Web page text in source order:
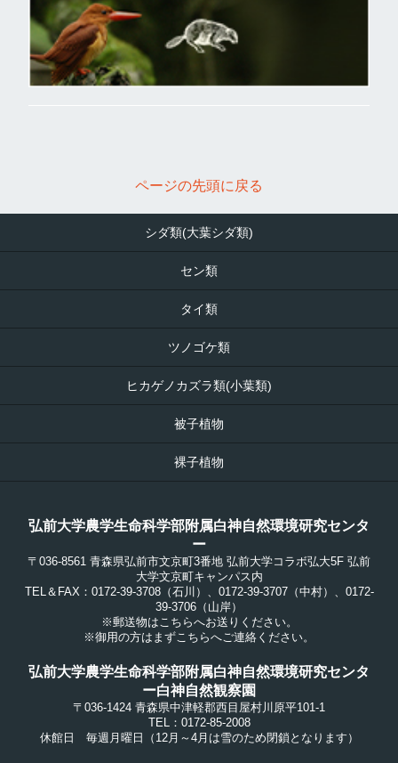
ページの先頭に戻る
シダ類(大葉シダ類)
セン類
タイ類
ツノゴケ類
ヒカゲノカズラ類(小葉類)
被子植物
裸子植物
弘前大学農学生命科学部附属白神自然環境研究センタ
ー
〒036-8561 青森県弘前市文京町3番地 弘前大学コラボ弘大5F 弘前
大学文京町キャンパス内
TEL＆FAX：0172-39-3708（石川）、0172-39-3707（中村）、0172-
39-3706（山岸）
※郵送物はこちらへお送りください。
※御用の方はまずこちらへご連絡ください。
弘前大学農学生命科学部附属白神自然環境研究センタ
ー白神自然観察園
〒036-1424 青森県中津軽郡西目屋村川原平101-1
TEL：0172-85-2008
休館日 毎週月曜日（12月～4月は雪のため閉鎖となります）